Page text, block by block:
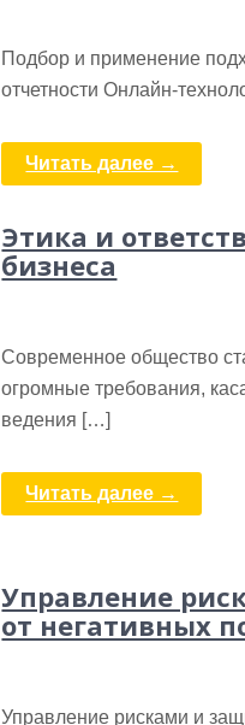
Подбор и применение
отчетности Онлайн-
Читать далее →
Этика и
бизнеса
Современное общество
огромные требования,
ведения […]
Читать далее →
Управление
от негативных
Управление рисками и